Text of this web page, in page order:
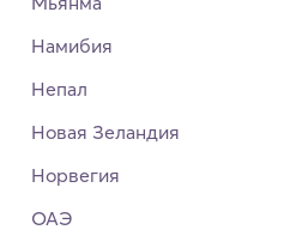
Намибия
Непал
Новая Зеландия
Норвегия
ОАЭ